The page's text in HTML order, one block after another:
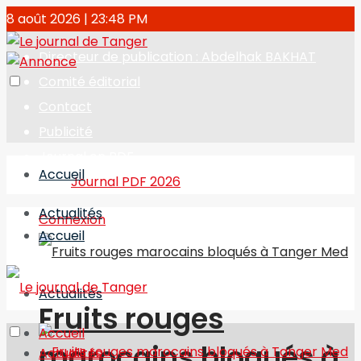
8 août 2026 | 23:48 PM
Directeur de publication : Abdelhak BAKHAT
Journal PDF 2026
Connexion
Accueil
Actualités
Fruits rouges
Accueil
Actualités
Accueil
Actualités